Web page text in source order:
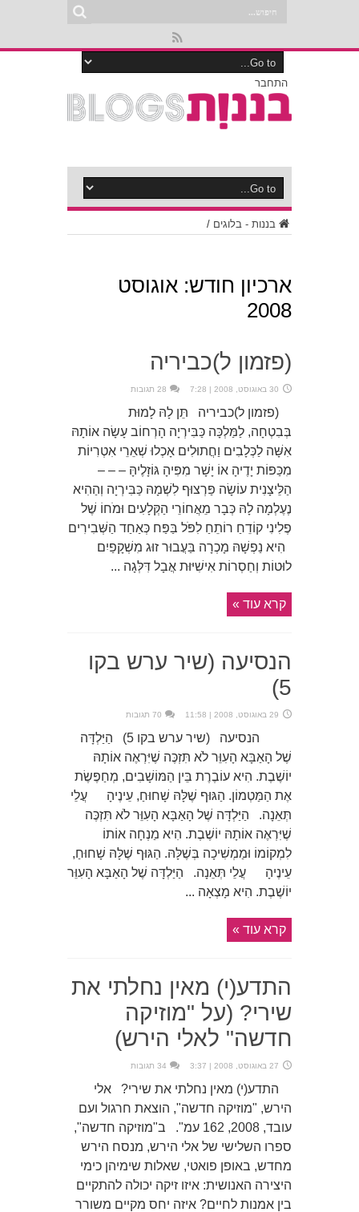
התחבר
בננות - בלוגים /
ארכיון חודש: אוגוסט
2008
(פזמון ל)כביריה
30 באוגוסט, 2008 | 7:28 28 תגובות
(פזמון ל)כביריה תֵּן לָהּ לָמוּת
בְּבִטְחָה, לַמַּלְכָּה כַּבִּירְיָה הָרְחוֹב עָשָׂה אוֹתָהּ
אִשָּׁה לַכְּלָבִים וַחֲתוּלִים אָכְלוּ שְׁאֵרֵי אִטְרִיוֹת
מִכַּפּוֹת יָדֶיהָ אוֹ יָשָׁר מִפִּיהָ גּוֹזָלֶיהָּ – – –
הַלֵּיצָנִית עוֹשָׂה פַּרְצוּף לִשְׁמָהּ כַּבִּירְיָה וְהַהִיא
נֶעֶלְמָה לָהּ כְּבָר מֵאֲחוֹרֵי הַקְּלָעִים וּמֹחוֹ שֶׁל
פֶלִינִי קוֹדֵחַ רוֹתֵחַ לִפֹּל בַּפַּח כְּאַחַד הַשְּׁבִירִים
הִיא נַפְשָׁהּ מָכְרָה בַּעֲבוּר זוּג מִשְׁקָפַיִם
לוּטוֹת וְחַסְרוֹת אִישִׁיּוּת אֲבָל דִּלְּגָה ...
קרא עוד »
הנסיעה (שיר ערש בקו
5)
29 באוגוסט, 2008 | 11:58 70 תגובות
הנסיעה (שיר ערש בקו 5) הַיַּלְדָּה
שֶׁל הָאַבָּא הָעִוֵּר לֹא תִּזְכֶּה שֶׁיִּרְאֶה אוֹתָהּ
יוֹשֶׁבֶת. הִיא עוֹבֶרֶת בֵּין הַמּוֹשָׁבִים, מְחַפֶּשֶׂת
אֶת הַמַּטְמוֹן. הַגּוּף שֶׁלָּהּ שָׁחוּחַ, עֵינֶיהָ עֲלֵי
תְּאֵנָה. הַיַּלְדָּה שֶׁל הָאַבָּא הָעִוֵּר לֹא תִּזְכֶּה
שֶׁיִּרְאֶה אוֹתָהּ יוֹשֶׁבֶת. הִיא מַנְחָה אוֹתוֹ
לִמְקוֹמוֹ וּמַמְשִׁיכָה בְּשֶׁלָּהּ. הַגּוּף שֶׁלָּהּ שָׁחוּחַ,
עֵינֶיהָ עֲלֵי תְּאֵנָה. הַיַּלְדָּה שֶׁל הָאַבָּא הָעִוֵּר
יוֹשֶׁבֶת. הִיא מָצְאָה ...
קרא עוד »
התדע(י) מאין נחלתי את
שירי? (על "מוזיקה
חדשה" לאלי הירש)
27 באוגוסט, 2008 | 3:37 34 תגובות
התדע(י) מאין נחלתי את שירי? אלי
הירש, "מוזיקה חדשה", הוצאת חרגול ועם
עובד, 2008, 162 עמ". ב"מוזיקה חדשה",
ספרו השלישי של אלי הירש, מנסח הירש
מחדש, באופן פואטי, שאלות שימיהן כימי
היצירה האנושית: איזו זיקה יכולה להתקיים
בין אמנות לחיים? איזה יחס מקיים משורר